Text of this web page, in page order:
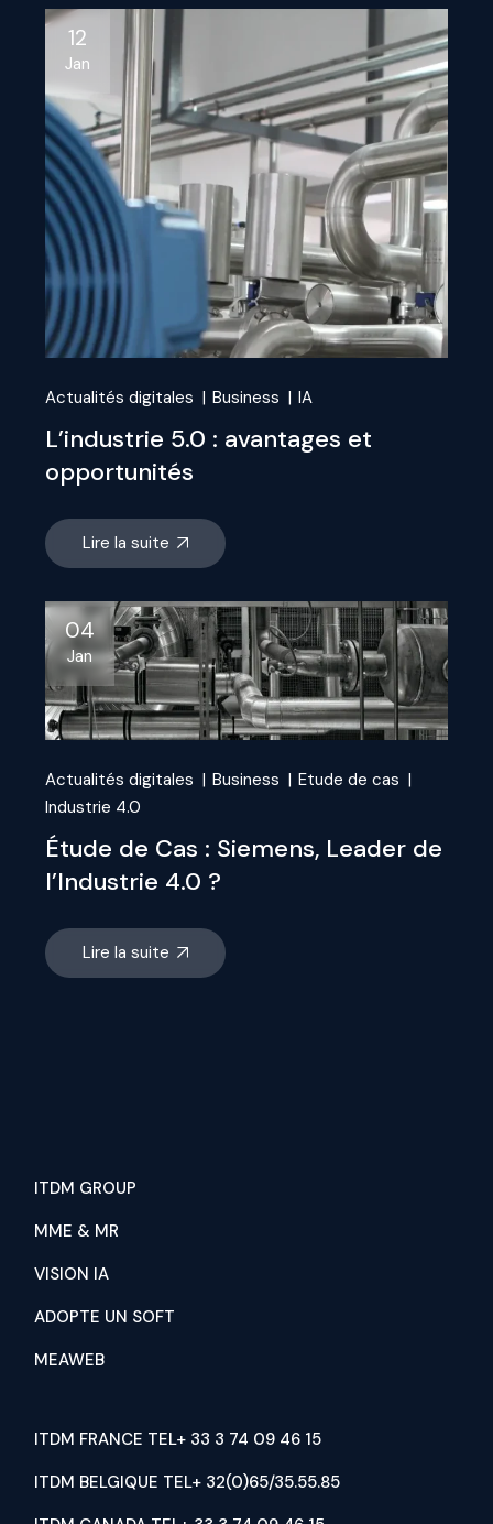
12
Jan
Actualités digitales Business IA
L’industrie 5.0 : avantages et
opportunités
Lire la suite
04
Jan
Actualités digitales Business
Etude de cas
Industrie 4.0
Étude de Cas : Siemens, Leader de
l’Industrie 4.0 ?
Lire la suite
ITDM GROUP
MME & MR
VISION IA
ADOPTE UN SOFT
MEAWEB
ITDM FRANCE TEL+ 33 3 74 09 46 15
ITDM BELGIQUE TEL+ 32(0)65/35.55.85